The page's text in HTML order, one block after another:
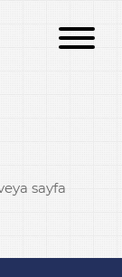
sayfa